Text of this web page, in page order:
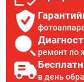
ремонт по
в день